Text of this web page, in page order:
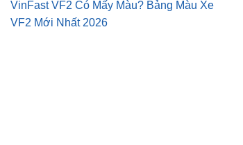
VinFast VF2 Có Mấy Màu? Bảng Màu Xe
VF2 Mới Nhất 2026